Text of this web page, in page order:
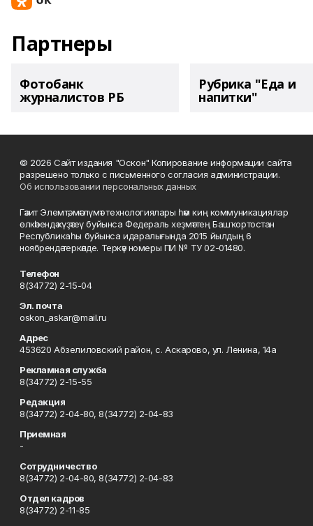
Партнеры
Фотобанк
журналистов РБ
Рубрика "Еда и
напитки"
© 2026 Сайт издания "Оскон" Копирование информации сайта
разрешено только с письменного согласия администрации.
Об использовании персональных данных
Гәзит Элемтә, мәғлүмәт технологиялары һәм киң коммуникациялар
өлкәһендә күҙәтеү буйынса Федераль хеҙмәттең Башҡортостан
Республикаһы буйынса идаралығында 2015 йылдың 6
ноябрендә теркәлде. Теркәү номеры ПИ № ТУ 02-01480.
Телефон
8(34772) 2-15-04
Эл. почта
oskon_askar@mail.ru
Адрес
453620 Абзелиловский район, с. Аскарово, ул. Ленина, 14а
Рекламная служба
8(34772) 2-15-55
Редакция
8(34772) 2-04-80, 8(34772) 2-04-83
Приемная
-
Сотрудничество
8(34772) 2-04-80, 8(34772) 2-04-83
Отдел кадров
8(34772) 2-11-85